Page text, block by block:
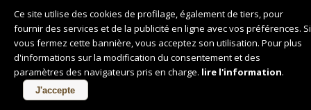
Français
Ce site utilise des cookies de profilage, également de tiers, pour
fournir des services et de la publicité en ligne avec vos préférences. Si
vous fermez cette bannière, vous acceptez son utilisation. Pour plus
d'informations sur la modification du consentement et des
paramètres des navigateurs pris en charge. lire l'information.
J'accepte